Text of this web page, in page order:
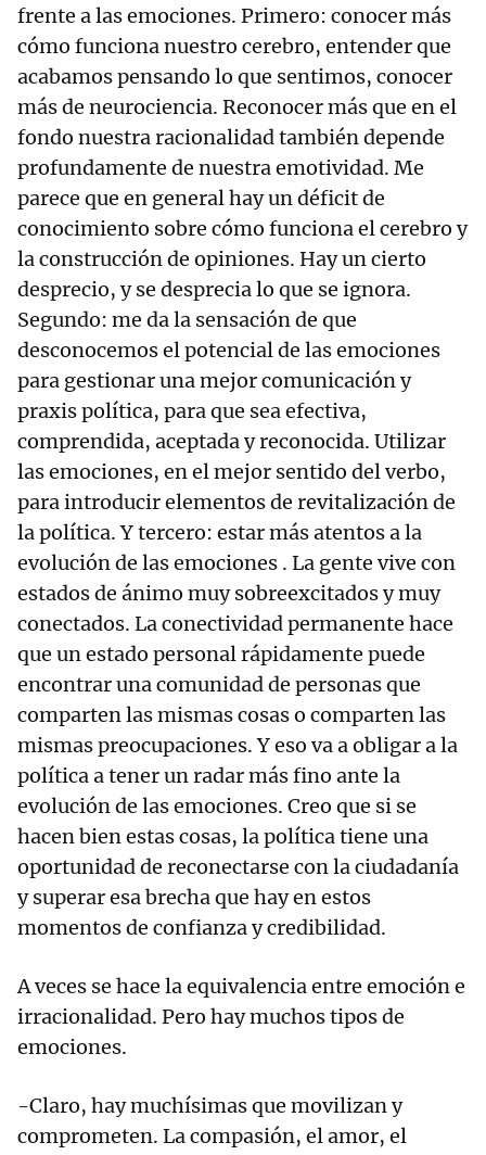
frente a las emociones. Primero: conocer más
cómo funciona nuestro cerebro, entender que
acabamos pensando lo que sentimos, conocer
más de neurociencia. Reconocer más que en el
fondo nuestra racionalidad también depende
profundamente de nuestra emotividad. Me
parece que en general hay un déficit de
conocimiento sobre cómo funciona el cerebro y
la construcción de opiniones. Hay un cierto
desprecio, y se desprecia lo que se ignora.
Segundo: me da la sensación de que
desconocemos el potencial de las emociones
para gestionar una mejor comunicación y
praxis política, para que sea efectiva,
comprendida, aceptada y reconocida. Utilizar
las emociones, en el mejor sentido del verbo,
para introducir elementos de revitalización de
la política. Y tercero: estar más atentos a la
evolución de las emociones . La gente vive con
estados de ánimo muy sobreexcitados y muy
conectados. La conectividad permanente hace
que un estado personal rápidamente puede
encontrar una comunidad de personas que
comparten las mismas cosas o comparten las
mismas preocupaciones. Y eso va a obligar a la
política a tener un radar más fino ante la
evolución de las emociones. Creo que si se
hacen bien estas cosas, la política tiene una
oportunidad de reconectarse con la ciudadanía
y superar esa brecha que hay en estos
momentos de confianza y credibilidad.
A veces se hace la equivalencia entre emoción e
irracionalidad. Pero hay muchos tipos de
emociones.
-Claro, hay muchísimas que movilizan y
comprometen. La compasión, el amor, el